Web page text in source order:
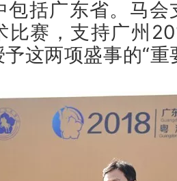
包括广东省。马
比赛，支持广州
这两项盛事的“